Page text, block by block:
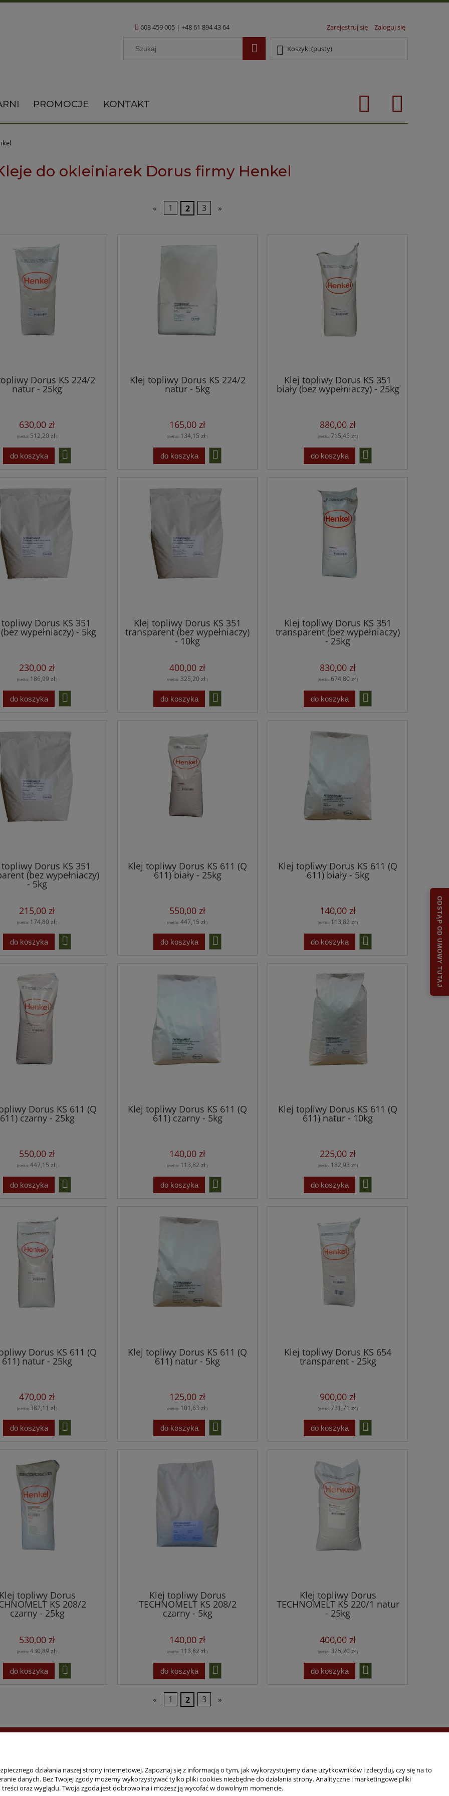
Zarejestruj się Zaloguj się
603 459 005| +48 61 894 43 64
Koszyk:(pusty)
PROMOCJE KONTAKT
do okleiniarek Dorus firmy Henkel
« 1 2 3 »
Dorus KS 224/2
natur - 25kg
630,00 zł
(netto: 512,20 zł)
do koszyka
Klej topliwy Dorus KS 224/2
natur - 5kg
165,00 zł
(netto: 134,15 zł)
do koszyka
Klej topliwy Dorus KS 351
biały (bez wypełniaczy) - 25kg
880,00 zł
(netto:715,45 zł)
do koszyka
Dorus KS 351
wypełniaczy) - 5kg
230,00 zł
(netto: 186,99 zł)
do koszyka
Klej topliwy Dorus KS 351
transparent (bez wypełniaczy)
- 10kg
400,00 zł
(netto: 325,20 zł)
do koszyka
Klej topliwy Dorus KS 351
transparent (bez wypełniaczy)
- 25kg
830,00 zł
(netto: 674,80 zł)
do koszyka
Dorus KS 351
(bez wypełniaczy)
- 5kg
215,00 zł
(netto: 174,80 zł)
do koszyka
Klej topliwy Dorus KS 611 (Q
611) biały - 25kg
550,00 zł
(netto:447,15 zł)
do koszyka
Klej topliwy Dorus KS 611 (Q
611) biały - 5kg
140,00 zł
(netto: 113,82 zł)
do koszyka
Dorus KS 611 (Q
611) czarny - 25kg
550,00 zł
(netto:447,15 zł)
do koszyka
Klej topliwy Dorus KS 611 (Q
611) czarny - 5kg
140,00 zł
(netto: 113,82 zł)
do koszyka
Klej topliwy Dorus KS 611 (Q
611) natur - 10kg
225,00 zł
(netto: 182,93 zł)
do koszyka
Dorus KS 611 (Q
611) natur - 25kg
470,00 zł
(netto: 382,11 zł)
do koszyka
Klej topliwy Dorus KS 611 (Q
611) natur - 5kg
125,00 zł
(netto: 101,63 zł)
do koszyka
Klej topliwy Dorus KS 654
transparent - 25kg
900,00 zł
(netto:731,71 zł)
do koszyka
topliwy Dorus
KS 208/2
czarny - 25kg
530,00 zł
(netto:430,89 zł)
do koszyka
Klej topliwy Dorus
TECHNOMELT KS 208/2
czarny - 5kg
140,00 zł
(netto: 113,82 zł)
do koszyka
Klej topliwy Dorus
TECHNOMELT KS 220/1 natur
- 25kg
400,00 zł
(netto: 325,20 zł)
do koszyka
« 1 2 3 »
ODSTĄP OD UMOWY TUTAJ
działania naszej strony internetowej. Zapoznaj się z informacją o tym, jak wykorzystujemy dane użytkowników i zdecyduj, czy się na to
danych. Bez Twojej zgody możemy wykorzystywać tylko pliki cookies niezbędne do działania strony. Analityczne i marketingowe pliki
oraz wyglądu. Twoja zgoda jest dobrowolna i możesz ją wycofać w dowolnym momencie.